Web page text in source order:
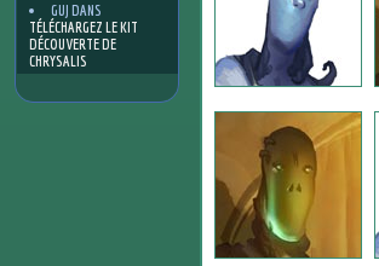
GUJ DANS
TÉLÉCHARGEZ LE KIT
DÉCOUVERTE DE
CHRYSALIS